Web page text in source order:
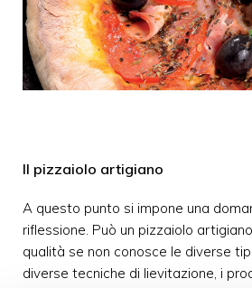
Il pizzaiolo artigiano
A questo punto si impone una
riflessione. Può un pizzaiolo
qualità se non conosce le diverse
diverse tecniche di lievitazione, i